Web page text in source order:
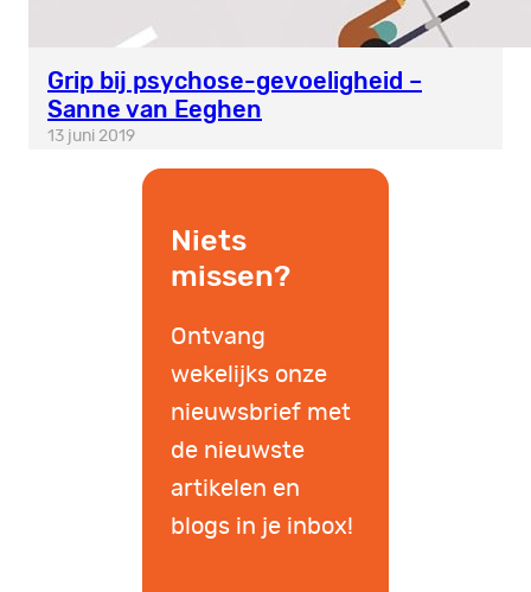
Grip bij psychose-gevoeligheid –
Sanne van Eeghen
13 juni 2019
Niets
missen?
Ontvang
wekelijks onze
nieuwsbrief met
de nieuwste
artikelen en
blogs in je inbox!